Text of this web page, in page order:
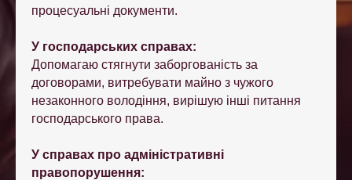
процесуальні документи.
У господарських справах:
Допомагаю стягнути заборгованість за
договорами, витребувати майно з чужого
незаконного володіння, вирішую інші питання
господарського права.
У справах про адміністративні
правопорушення: